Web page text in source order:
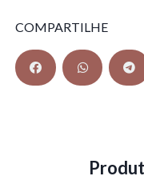
COMPARTILHE